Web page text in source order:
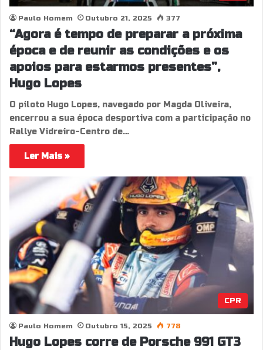
Paulo Homem Outubro 21, 2025 377
“Agora é tempo de preparar a próxima
época e de reunir as condições e os
apoios para estarmos presentes”,
Hugo Lopes
O piloto Hugo Lopes, navegado por Magda Oliveira,
encerrou a sua época desportiva com a participação no
Rallye Vidreiro-Centro de…
Ler Mais »
CPR
Paulo Homem Outubro 15, 2025 778
Hugo Lopes corre de Porsche 991 GT3